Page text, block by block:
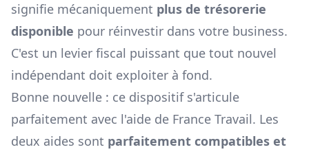
signifie mécaniquement plus de trésorerie
disponible pour réinvestir dans votre business.
C'est un levier fiscal puissant que tout nouvel
indépendant doit exploiter à fond.
Bonne nouvelle : ce dispositif s'articule
parfaitement avec l'aide de France Travail. Les
deux aides sont parfaitement compatibles et